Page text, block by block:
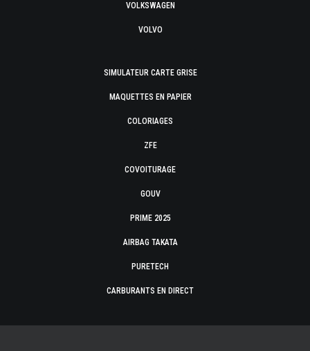
VOLKSWAGEN
VOLVO
SIMULATEUR CARTE GRISE
MAQUETTES EN PAPIER
COLORIAGES
ZFE
COVOITURAGE
GOUV
PRIME 2025
AIRBAG TAKATA
PURETECH
CARBURANTS EN DIRECT